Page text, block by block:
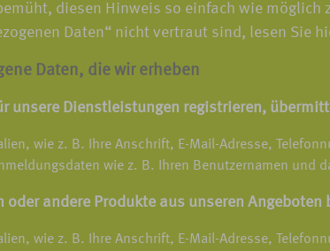
diesen Hinweis so einfach wie möglich
Daten“ nicht vertraut sind, lesen Sie
Daten, die wir erheben
unsere Dienstleistungen registrieren,
wie z. B. Ihre Anschrift, E-Mail-Adresse,
wie z. B. Ihren Benutzernamen und
oder andere Produkte aus unseren
wie z. B. Ihre Anschrift, E-Mail-Adresse,